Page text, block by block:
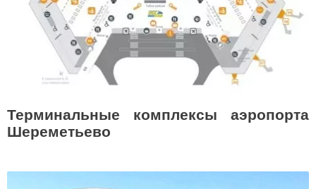
Терминальные комплексы аэропорта
Шереметьево